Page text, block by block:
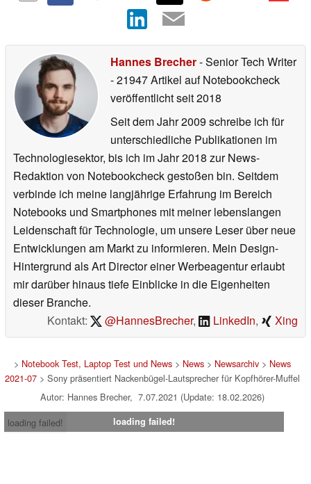
Hannes Brecher- Senior Tech Writer
- 21947 Artikel auf Notebookcheck
veröffentlichtseit 2018
Seit dem Jahr 2009 schreibe ich für
unterschiedliche Publikationen im
Technologiesektor, bis ich im Jahr 2018 zur News-
Redaktion von Notebookcheck gestoßen bin. Seitdem
verbinde ich meine langjährige Erfahrung im Bereich
Notebooks und Smartphones mit meiner lebenslangen
Leidenschaft für Technologie, um unsere Leser über neue
Entwicklungen am Markt zu informieren. Mein Design-
Hintergrund als Art Director einer Werbeagentur erlaubt
mir darüber hinaus tiefe Einblicke in die Eigenheiten
dieser Branche.
Kontakt:
@HannesBrecher, LinkedIn, Xing
> Notebook Test, Laptop Test und News> News> Newsarchiv> News
2021-07> Sony präsentiert Nackenbügel-Lautsprecher für Kopfhörer-Muffel
Autor: Hannes Brecher, 7.07.2021 (Update: 18.02.2026)
loading failed!
loading failed!